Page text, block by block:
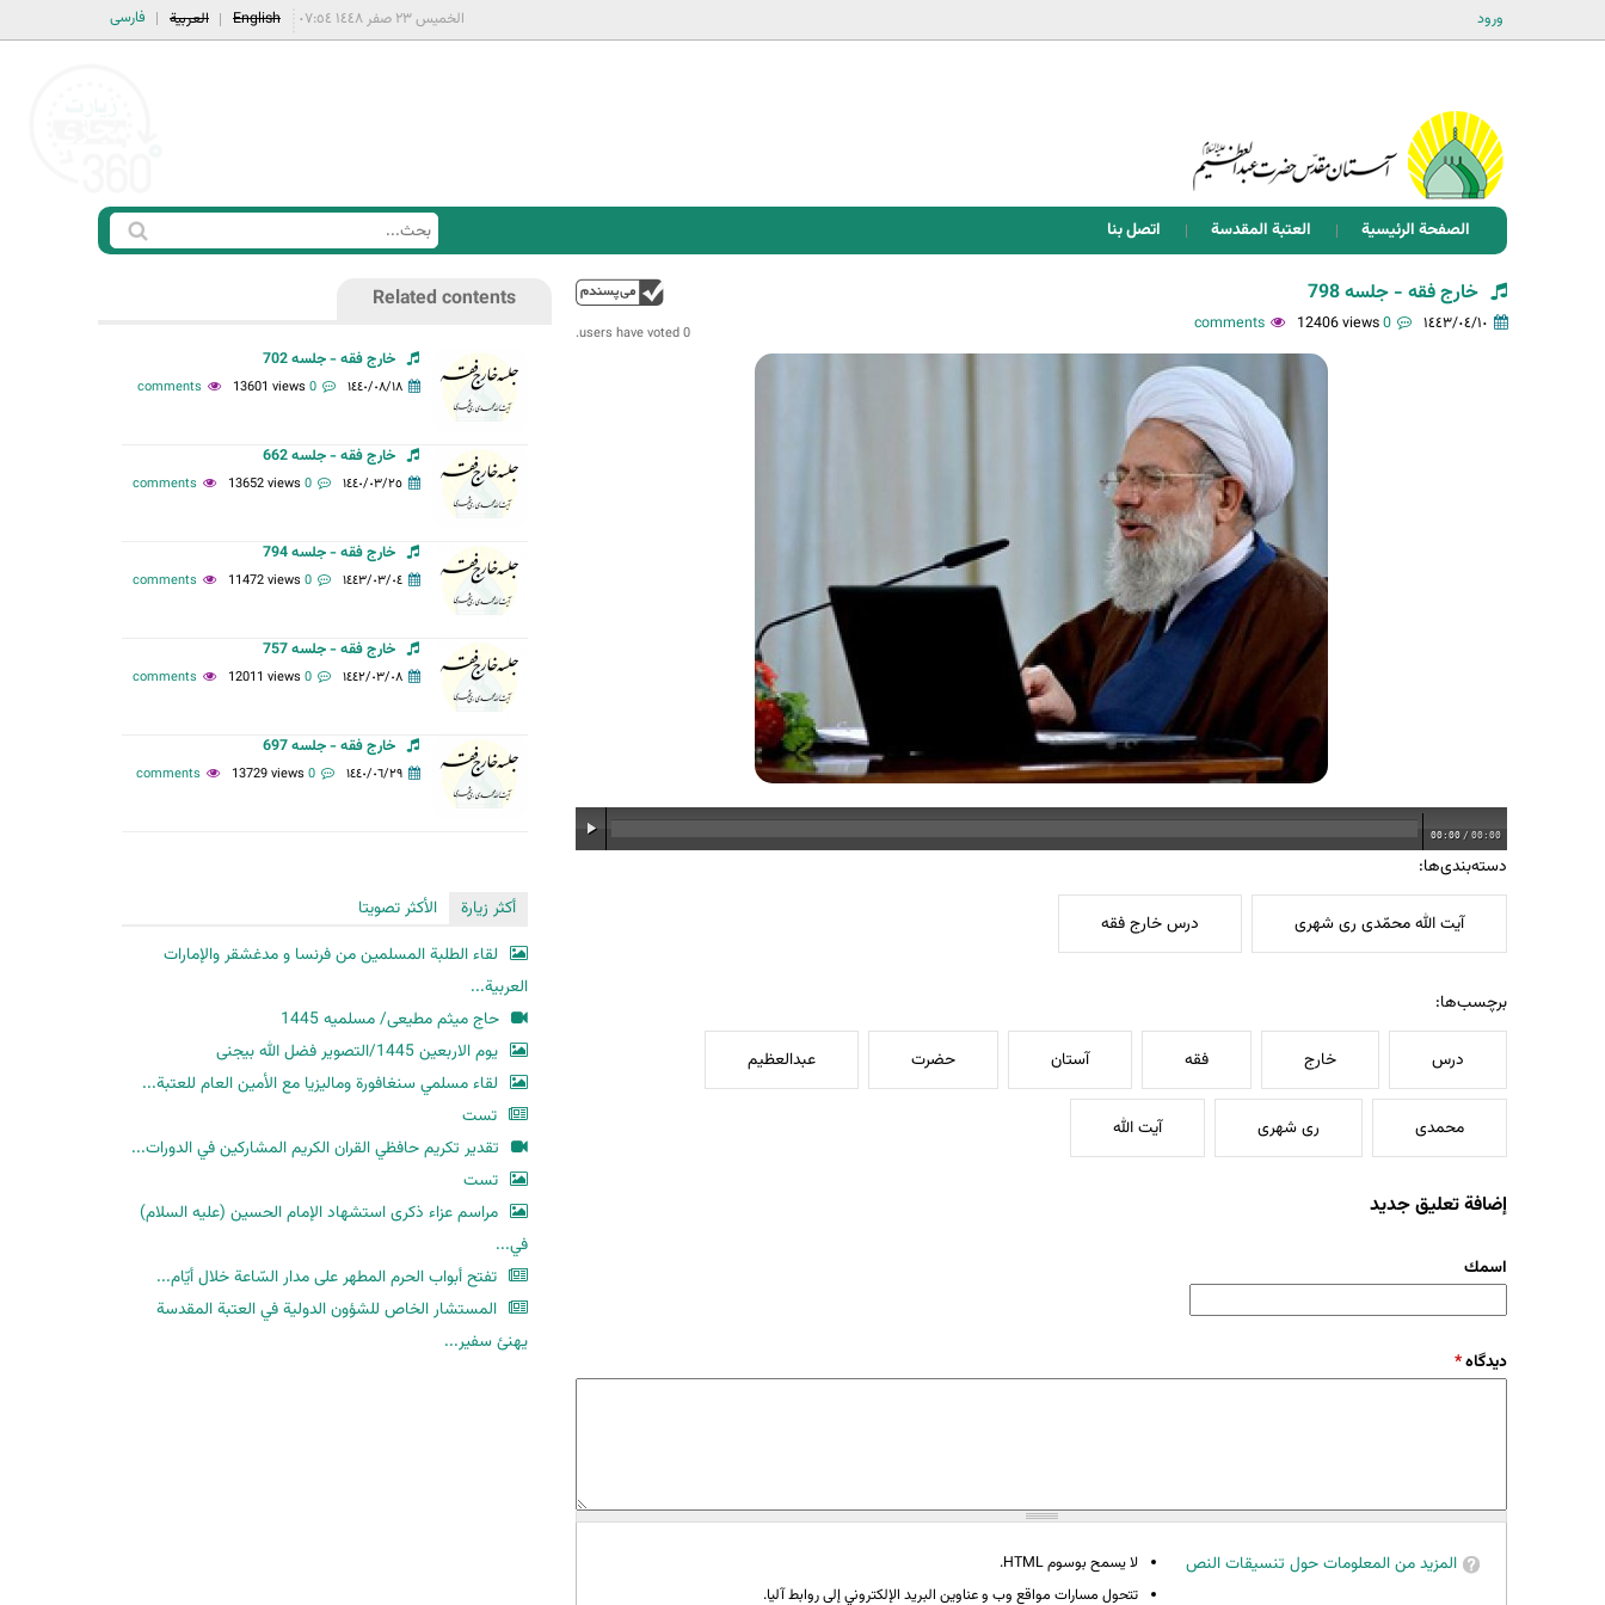
ورود فارسی العربية English الخميس ٢٣ صفر ١٤٤٨ ٠٧:٥٤
الصفحة الرئيسية العتبة المقدسة اتصل بنا
ا
س
ح
ث
ب
ح
0 users have voted.
خارج فقه - جلسه 798
١٤٤٣/٠٤/١٠ 0 comments
12406 views
00:00 / 00:00
دسته‌بندی‌ها:
آیت الله محمّدی ری شهری درس خارج فقه
برچسب‌ها:
درس خارج فقه آستان حضرت عبدالعظیم
محمدی ری شهری آیت الله
إضافة تعليق جديد
‏اسمك ‏
‏دیدگاه ‏*
المزيد من المعلومات حول تنسيقات النص
لا يسمح بوسوم HTML.
تتحول مسارات مواقع وب و عناوين البريد الإلكتروني إلى روابط آليا.
Related contents
خارج فقه - جلسه 702
١٤٤٠/٠٨/١٨ 0 comments
13601 views
خارج فقه - جلسه 662
١٤٤٠/٠٣/٢٥ 0 comments
13652 views
خارج فقه - جلسه 794
١٤٤٣/٠٣/٠٤ 0 comments
11472 views
خارج فقه - جلسه 757
١٤٤٢/٠٣/٠٨ 0 comments
12011 views
خارج فقه - جلسه 697
١٤٤٠/٠٦/٢٩ 0 comments
13729 views
أكثر زيارة
الأكثر تصويتا
لقاء الطلبة المسلمين من فرنسا و مدغشقر والإمارات
العربية...
حاج میثم مطیعی/ مسلمیه 1445
یوم الاربعین 1445/التصویر فضل الله بیجنی
لقاء مسلمي سنغافورة وماليزيا مع الأمين العام للعتبة...
تست
تقدير تكريم حافظي القران الكريم المشاركين في الدورات...
تست
مراسم عزاء ذكرى استشهاد الإمام الحسين (عليه السلام)
في...
تفتح أبواب الحرم المطهر على مدار السّاعة خلال أيّام...
المستشار الخاص للشؤون الدولية في العتبة المقدسة
يهنئ سفير...